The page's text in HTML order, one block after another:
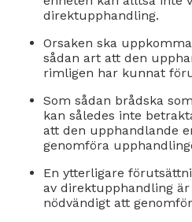
direktupphandling.
Orsaken ska
sådan art att den
rimligen har kunnat
Som sådan brådska
kan således inte
att den upphandlande
genomföra
En ytterligare
av direktupphandling
nödvändigt att